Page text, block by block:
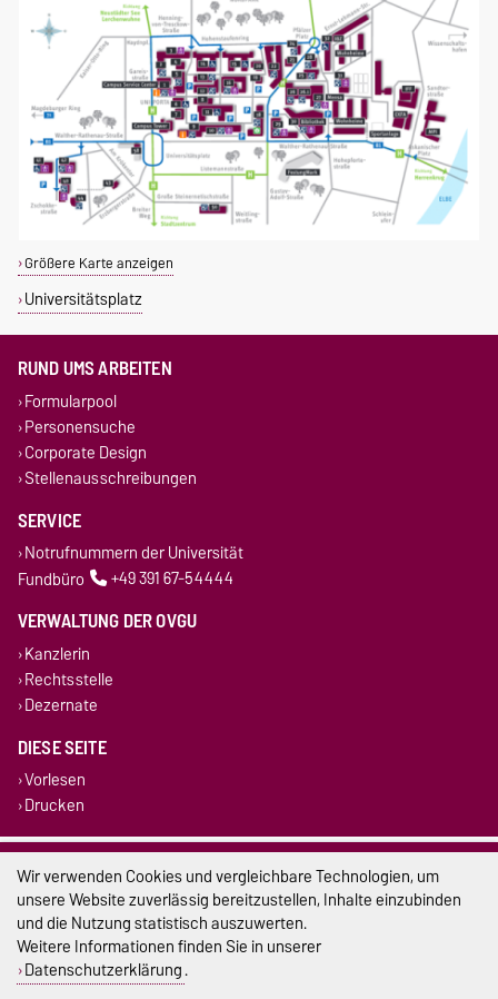
Größere Karte anzeigen
Universitätsplatz
RUND UMS ARBEITEN
Formularpool
Personensuche
Corporate Design
Stellenausschreibungen
SERVICE
Notrufnummern der Universität
Fundbüro
+49 391 67-54444
VERWALTUNG DER OVGU
Kanzlerin
Rechtsstelle
Dezernate
DIESE SEITE
Vorlesen
Drucken
Impressum
Datenschutz
Barrierefreiheit
Cookie-Einstellungen
Wir verwenden Cookies und vergleichbare Technologien, um
unsere Website zuverlässig bereitzustellen, Inhalte einzubinden
und die Nutzung statistisch auszuwerten.
Weitere Informationen finden Sie in unserer
Datenschutzerklärung.